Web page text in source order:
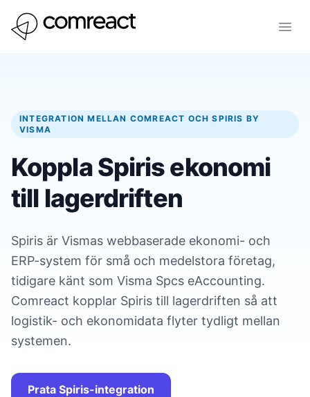
INTEGRATION MELLAN COMREACT OCH SPIRIS BY
VISMA
Koppla Spiris ekonomi
till lagerdriften
Spiris är Vismas webbaserade ekonomi- och
ERP-system för små och medelstora företag,
tidigare känt som Visma Spcs eAccounting.
Comreact kopplar Spiris till lagerdriften så att
logistik- och ekonomidata flyter tydligt mellan
systemen.
Prata Spiris-integration